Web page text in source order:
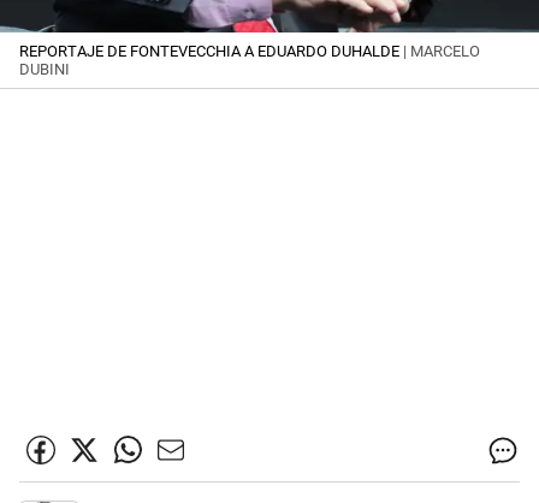
REPORTAJE DE FONTEVECCHIA A EDUARDO DUHALDE | MARCELO
DUBINI